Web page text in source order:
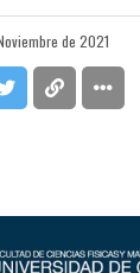
de 2021